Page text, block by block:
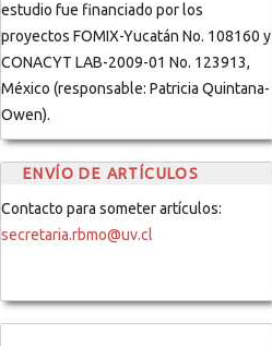
estudio fue financiado por los
proyectos FOMIX-Yucatán No. 108160 y
CONACYT LAB-2009-01 No. 123913,
México (responsable: Patricia Quintana-
Owen).
ENVÍO DE ARTÍCULOS
Contacto para someter artículos:
secretaria.rbmo@uv.cl